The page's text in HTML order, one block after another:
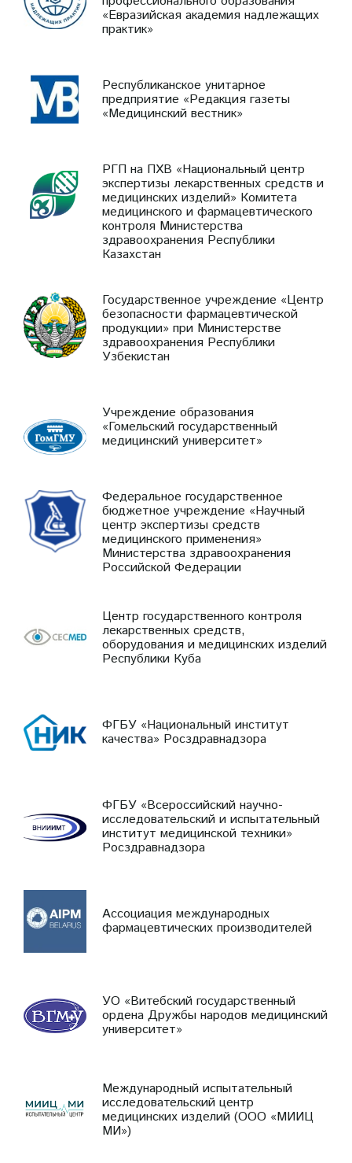
«Евразийская академия надлежащих
практик»
Республиканское унитарное
предприятие «Редакция газеты
«Медицинский вестник»
РГП на ПХВ «Национальный центр
экспертизы лекарственных средств и
медицинских изделий» Комитета
медицинского и фармацевтического
контроля Министерства
здравоохранения Республики
Казахстан
Государственное учреждение «Центр
безопасности фармацевтической
продукции» при Министерстве
здравоохранения Республики
Узбекистан
Учреждение образования
«Гомельский государственный
медицинский университет»
Федеральное государственное
бюджетное учреждение «Научный
центр экспертизы средств
медицинского применения»
Министерства здравоохранения
Российской Федерации
Центр государственного контроля
лекарственных средств,
оборудования и медицинских изделий
Республики Куба
ФГБУ «Национальный институт
качества» Росздравнадзора
ФГБУ «Всероссийский научно-
исследовательский и испытательный
институт медицинской техники»
Росздравнадзора
Ассоциация международных
фармацевтических производителей
УО «Витебский государственный
ордена Дружбы народов медицинский
университет»
Международный испытательный
исследовательский центр
медицинских изделий (ООО «МИИЦ
МИ»)